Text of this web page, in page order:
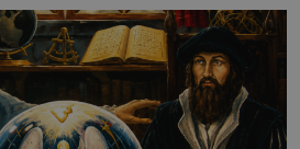
Histori